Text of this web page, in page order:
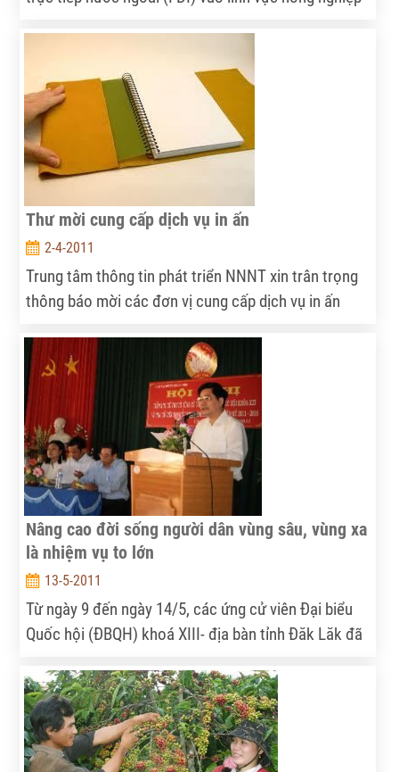
và Thạc sĩ Hà Huy Ngọc - Viện Nghiên cứu Môi
trường và Phát triển bền vững được đăng trên trang
http://www.tapchicongsan.org.vn/ ngày
11/05/2011.
Thư mời cung cấp dịch vụ in ấn
2-4-2011
Trung tâm thông tin phát triển NNNT xin trân trọng
thông báo mời các đơn vị cung cấp dịch vụ in ấn
Nâng cao đời sống người dân vùng sâu, vùng xa
là nhiệm vụ to lớn
13-5-2011
Từ ngày 9 đến ngày 14/5, các ứng cử viên Đại biểu
Quốc hội (ĐBQH) khoá XIII- địa bàn tỉnh Đăk Lăk đã